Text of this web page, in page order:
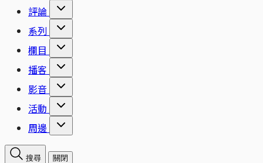
評論
系列
欄目
播客
影音
活動
周邊
搜尋 關閉